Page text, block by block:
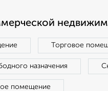
Торговое
назначения
помещение